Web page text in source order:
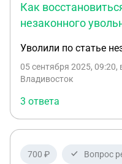
Как
незаконного
Уволили по статье
05 сентября 2025, 09:20,
Владивосток
3 ответа
700 ₽ Вопрос